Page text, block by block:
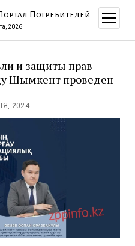
Потребителей
2026
меню
и защиты прав
Шымкент проведен
2024